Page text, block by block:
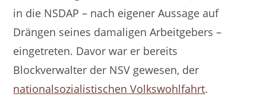
in die NSDAP – nach eigener Aussage auf
Drängen seines damaligen Arbeitgebers –
eingetreten. Davor war er bereits
Blockverwalter der NSV gewesen, der
nationalsozialistischen Volkswohlfahrt.